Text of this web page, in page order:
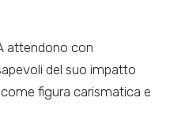
attendono con
del suo impatto
figura carismatica e